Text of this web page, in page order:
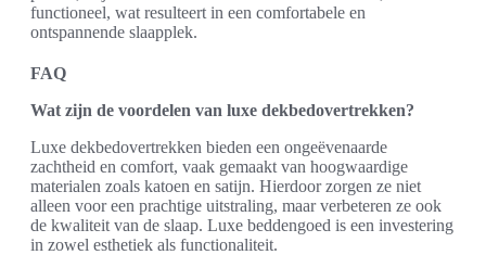
functioneel, wat resulteert in een comfortabele en
ontspannende slaapplek.
FAQ
Wat zijn de voordelen van luxe dekbedovertrekken?
Luxe dekbedovertrekken bieden een ongeëvenaarde
zachtheid en comfort, vaak gemaakt van hoogwaardige
materialen zoals katoen en satijn. Hierdoor zorgen ze niet
alleen voor een prachtige uitstraling, maar verbeteren ze ook
de kwaliteit van de slaap. Luxe beddengoed is een investering
in zowel esthetiek als functionaliteit.